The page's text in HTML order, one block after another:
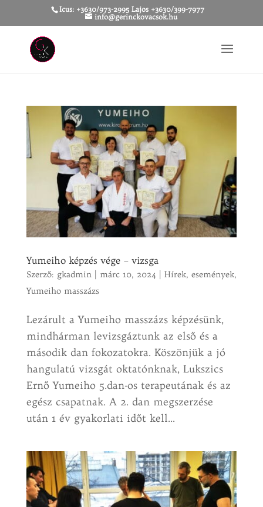
Icus: +3630/973-2995 Lajos +3630/399-7977
info@gerinckovacsok.hu
Yumeiho képzés vége – vizsga
Szerző: gkadmin| márc 10, 2024| Hírek, események,
Yumeiho masszázs
Lezárult a Yumeiho masszázs képzésünk,
mindhárman levizsgáztunk az első és a
második dan fokozatokra. Köszönjük a jó
hangulatú vizsgát oktatónknak, Lukszics
Ernő Yumeiho 5.dan-os terapeutának és az
egész csapatnak. A 2. dan megszerzése
után 1 év gyakorlati időt kell...